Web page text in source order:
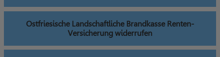
Ostfriesische Landschaftliche Brandkasse Renten-
Versicherung widerrufen